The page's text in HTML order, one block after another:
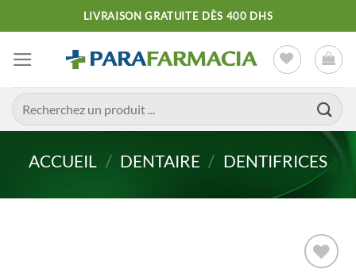
au
contenu
LIVRAISON GRATUITE DÈS 400 DHS
Recherche
pour :
ACCUEIL / DENTAIRE / DENTIFRICES